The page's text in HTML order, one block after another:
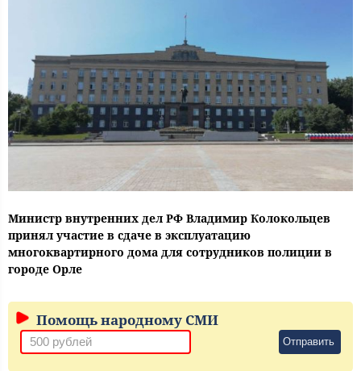
Министр внутренних дел РФ Владимир Колокольцев
принял участие в сдаче в эксплуатацию
многоквартирного дома для сотрудников полиции в
городе Орле
Помощь народному СМИ
Отправить